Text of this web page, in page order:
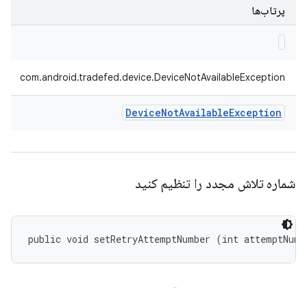
پرتاب‌ها
com.android.tradefed.device.DeviceNotAvailableException
DeviceNotAvailableException
شماره تلاش مجدد را تنظیم کنید
public void setRetryAttemptNumber (int